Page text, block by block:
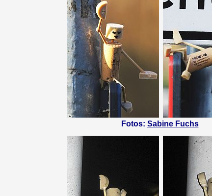
Fotos: Sabine Fuchs